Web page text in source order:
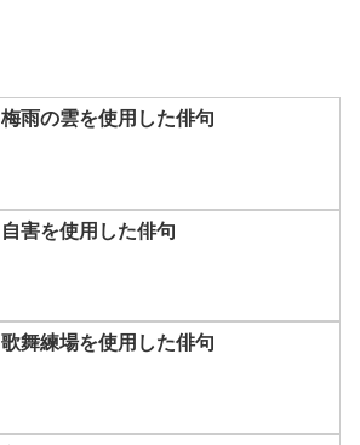
梅雨の雲を使用した俳句
自害を使用した俳句
歌舞練場を使用した俳句